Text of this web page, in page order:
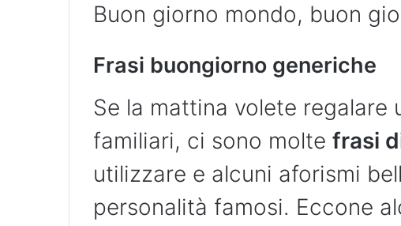
Buon giorno mondo, buon
Frasi buongiorno generiche
Se la mattina volete regalare
familiari, ci sono molte frasi
utilizzare e alcuni aforismi
personalità famosi. Eccone